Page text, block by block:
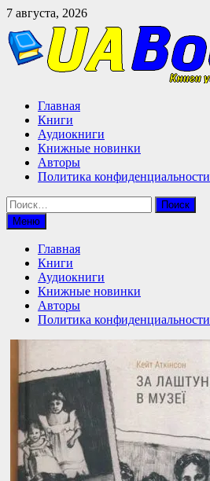
Перейти
содержимому
7 августа, 2026
Главная
Книги
Аудиокниги
Книжные новинки
Авторы
Политика конфиденциальности
Найти:
Меню
Главная
Книги
Аудиокниги
Книжные новинки
Авторы
Политика конфиденциальности